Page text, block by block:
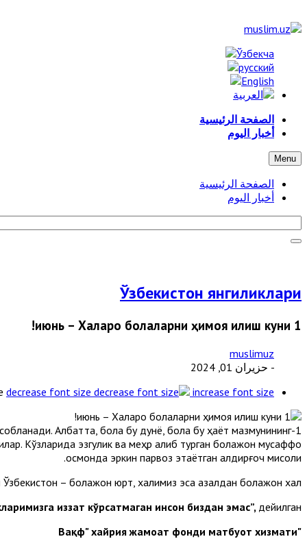
الصفحة الرئيسية
أخبار اليوم
Menu
الصفحة الرئيسية
أخبار اليوم
Ўзбекистон янгиликлари
1 июнь – Халқаро болаларни ҳимоя қилиш куни!
muslimuz
- حزيران 01, 2024
decrease font size increase font size
Албатта, бола бу дунё, бола бу ҳаёт мазмунининг
Кўзларида эзгулик ва меҳр қалқиб турган болажон мусаффо
осмонда эркин парвоз этаётган қалдирғоч мисоли.
– болажон юрт, халқимиз эса азалдан болажон халқ.
иззат кўрсатмаган инсон биздан эмас”, дейилган.
"Вақф" хайрия жамоат фонди матбуот хизмати